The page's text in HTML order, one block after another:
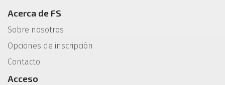
Acerca de FS
Sobre nosotros
Opciones de inscripción
Contacto
Acceso